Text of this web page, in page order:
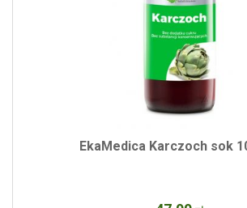
EkaMedica Karczoch sok